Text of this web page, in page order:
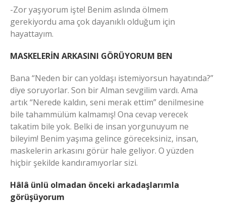
-Zor yaşıyorum işte! Benim aslında ölmem
gerekiyordu ama çok dayanıklı olduğum için
hayattayım.
MASKELERİN ARKASINI GÖRÜYORUM BEN
Bana “Neden bir can yoldaşı istemiyorsun hayatında?”
diye soruyorlar. Son bir Alman sevgilim vardı. Ama
artık “Nerede kaldın, seni merak ettim” denilmesine
bile tahammülüm kalmamış! Ona cevap verecek
takatim bile yok. Belki de insan yorgunuyum ne
bileyim! Benim yaşıma gelince göreceksiniz, insan,
maskelerin arkasını görür hale geliyor. O yüzden
hiçbir şekilde kandıramıyorlar sizi.
Hâlâ ünlü olmadan önceki arkadaşlarımla
görüşüyorum